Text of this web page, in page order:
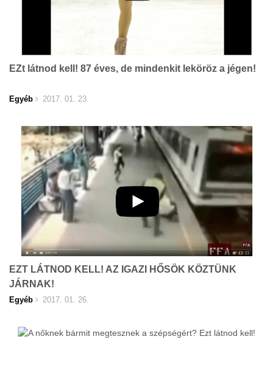
EZt látnod kell! 87 éves, de mindenkit leköröz a jégen!
Egyéb 2017. 01. 23.
EZT LÁTNOD KELL! AZ IGAZI HŐSÖK KÖZTÜNK
JÁRNAK!
Egyéb 2017. 01. 26.